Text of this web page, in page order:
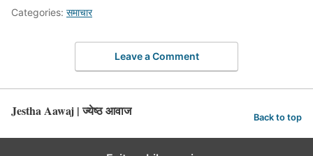
Categories: समाचार
Leave a Comment
Jestha Aawaj | ज्येष्ठ आवाज Back to top